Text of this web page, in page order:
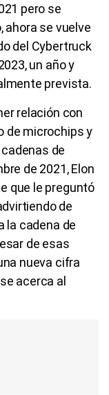
pero se
ahora se vuelve
del Cybertruck
un año y
prevista.
relación con
de microchips y
de
de 2021, Elon
que le preguntó
de
la cadena de
de esas
nueva cifra
acerca al